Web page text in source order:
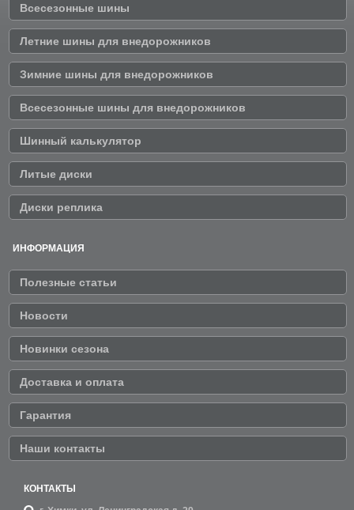
Всесезонные шины
Летние шины для внедорожников
Зимние шины для внедорожников
Всесезонные шины для внедорожников
Шинный калькулятор
Литые диски
Диски реплика
ИНФОРМАЦИЯ
Полезные статьи
Новости
Новинки сезона
Доставка и оплата
Гарантия
Наши контакты
КОНТАКТЫ